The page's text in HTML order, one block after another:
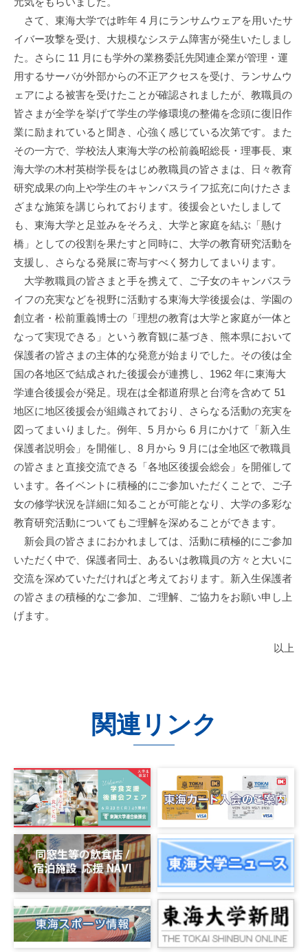
さて、東海大学では昨年 4 月にランサムウェアを用いたサ
イバー攻撃を受け、大規模なシステム障害が発生いたしまし
た。さらに 11 月にも学外の業務委託先関連企業が管理・運
用するサーバが外部からの不正アクセスを受け、ランサムウ
ェアによる被害を受けたことが確認されましたが、教職員の
皆さまが全学を挙げて学生の学修環境の整備を念頭に復旧作
業に励まれていると聞き、心強く感じている次第です。また
その一方で、学校法人東海大学の松前義昭総長・理事長、東
海大学の木村英樹学長をはじめ教職員の皆さまは、日々教育
研究成果の向上や学生のキャンパスライフ拡充に向けたさま
ざまな施策を講じられております。後援会といたしまして
も、東海大学と足並みをそろえ、大学と家庭を結ぶ「懸け
橋」としての役割を果たすと同時に、大学の教育研究活動を
支援し、さらなる発展に寄与すべく努力してまいります。
大学教職員の皆さまと手を携えて、ご子女のキャンパスラ
イフの充実などを視野に活動する東海大学後援会は、学園の
創立者・松前重義博士の「理想の教育は大学と家庭が一体と
なって実現できる」という教育観に基づき、熊本県において
保護者の皆さまの主体的な発意が始まりでした。その後は全
国の各地区で結成された後援会が連携し、1962 年に東海大
学連合後援会が発足。現在は全都道府県と台湾を含めて 51
地区に地区後援会が組織されており、さらなる活動の充実を
図ってまいりました。例年、5 月から 6 月にかけて「新入生
保護者説明会」を開催し、8 月から 9 月には全地区で教職員
の皆さまと直接交流できる「各地区後援会総会」を開催して
います。各イベントに積極的にご参加いただくことで、ご子
女の修学状況を詳細に知ることが可能となり、大学の多彩な
教育研究活動についてもご理解を深めることができます。
新会員の皆さまにおかれましては、活動に積極的にご参加
いただく中で、保護者同士、あるいは教職員の方々と大いに
交流を深めていただければと考えております。新入生保護者
の皆さまの積極的なご参加、ご理解、ご協力をお願い申し上
げます。
以上
関連リンク